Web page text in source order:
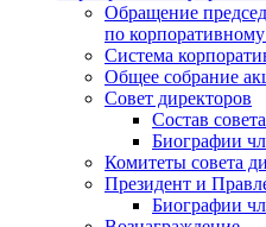
Обращение
по
Система
Общее собрание
Совет директоров
Состав
Биографии
Комитеты совета
Президент и
Биографии